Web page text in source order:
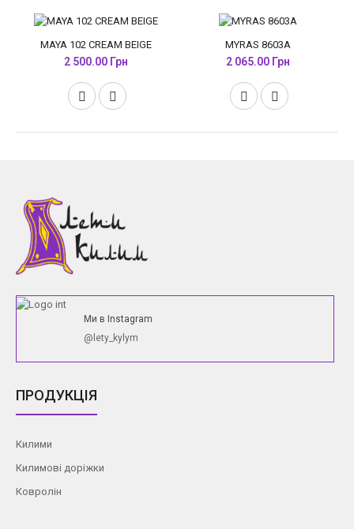
MAYA 102 CREAM BEIGE
2 500.00 Грн
MYRAS 8603A
2 065.00 Грн
Ми в Instagram
@lety_kylym
ПРОДУКЦІЯ
Килими
Килимові доріжки
Ковролін